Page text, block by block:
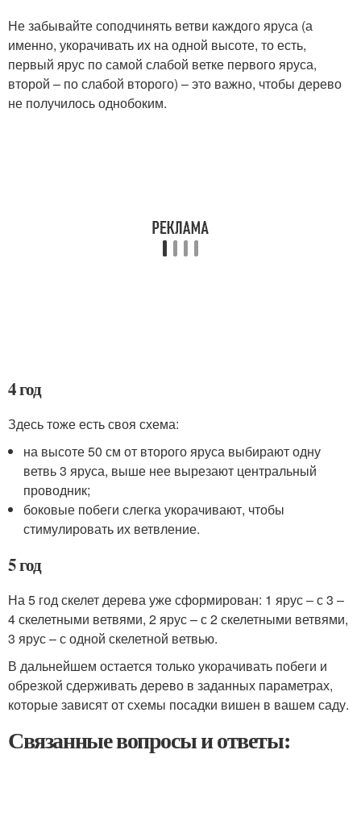
Не забывайте соподчинять ветви каждого яруса (а
именно, укорачивать их на одной высоте, то есть,
первый ярус по самой слабой ветке первого яруса,
второй – по слабой второго) – это важно, чтобы дерево
не получилось однобоким.
4 год
Здесь тоже есть своя схема:
на высоте 50 см от второго яруса выбирают одну
ветвь 3 яруса, выше нее вырезают центральный
проводник;
боковые побеги слегка укорачивают, чтобы
стимулировать их ветвление.
5 год
На 5 год скелет дерева уже сформирован: 1 ярус – с 3 –
4 скелетными ветвями, 2 ярус – с 2 скелетными ветвями,
3 ярус – с одной скелетной ветвью.
В дальнейшем остается только укорачивать побеги и
обрезкой сдерживать дерево в заданных параметрах,
которые зависят от схемы посадки вишен в вашем саду.
Связанные вопросы и ответы: